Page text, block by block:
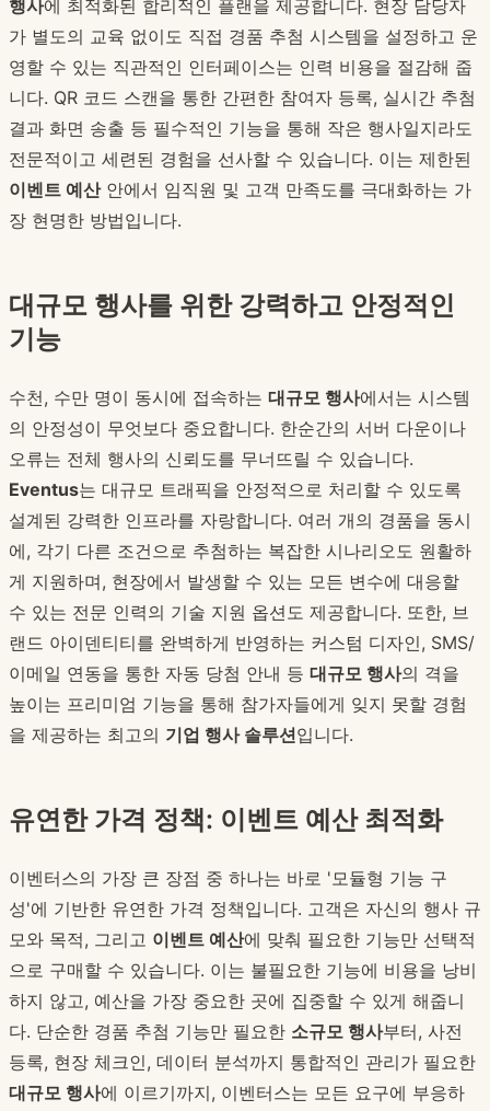
행사에 최적화된 합리적인 플랜을 제공합니다. 현장 담당자
가 별도의 교육 없이도 직접 경품 추첨 시스템을 설정하고 운
영할 수 있는 직관적인 인터페이스는 인력 비용을 절감해 줍
니다. QR 코드 스캔을 통한 간편한 참여자 등록, 실시간 추첨
결과 화면 송출 등 필수적인 기능을 통해 작은 행사일지라도
전문적이고 세련된 경험을 선사할 수 있습니다. 이는 제한된
이벤트 예산안에서 임직원 및 고객 만족도를 극대화하는 가
장 현명한 방법입니다.
대규모 행사를 위한 강력하고 안정적인
기능
수천, 수만 명이 동시에 접속하는 대규모 행사에서는 시스템
의 안정성이 무엇보다 중요합니다. 한순간의 서버 다운이나
오류는 전체 행사의 신뢰도를 무너뜨릴 수 있습니다.
Eventus는 대규모 트래픽을 안정적으로 처리할 수 있도록
설계된 강력한 인프라를 자랑합니다. 여러 개의 경품을 동시
에, 각기 다른 조건으로 추첨하는 복잡한 시나리오도 원활하
게 지원하며, 현장에서 발생할 수 있는 모든 변수에 대응할
수 있는 전문 인력의 기술 지원 옵션도 제공합니다. 또한, 브
랜드 아이덴티티를 완벽하게 반영하는 커스텀 디자인, SMS/
이메일 연동을 통한 자동 당첨 안내 등 대규모 행사의 격을
높이는 프리미엄 기능을 통해 참가자들에게 잊지 못할 경험
을 제공하는 최고의 기업 행사 솔루션입니다.
유연한 가격 정책: 이벤트 예산 최적화
이벤터스의 가장 큰 장점 중 하나는 바로 '모듈형 기능 구
성'에 기반한 유연한 가격 정책입니다. 고객은 자신의 행사 규
모와 목적, 그리고 이벤트 예산에 맞춰 필요한 기능만 선택적
으로 구매할 수 있습니다. 이는 불필요한 기능에 비용을 낭비
하지 않고, 예산을 가장 중요한 곳에 집중할 수 있게 해줍니
다. 단순한 경품 추첨 기능만 필요한 소규모 행사부터, 사전
등록, 현장 체크인, 데이터 분석까지 통합적인 관리가 필요한
대규모 행사에 이르기까지, 이벤터스는 모든 요구에 부응하